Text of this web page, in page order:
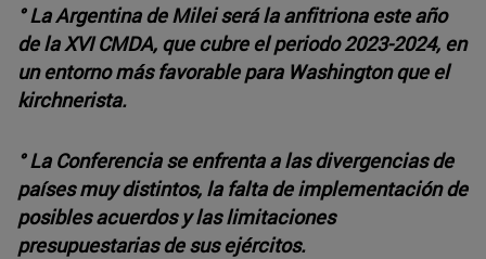
° La Argentina de Milei será la anfitriona este año
de la XVI CMDA, que cubre el periodo 2023-2024, en
un entorno más favorable para Washington que el
kirchnerista.
° La Conferencia se enfrenta a las divergencias de
países muy distintos, la falta de implementación de
posibles acuerdos y las limitaciones
presupuestarias de sus ejércitos.